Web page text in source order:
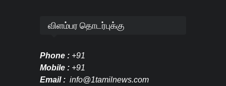
விளம்பர தொடர்புக்கு
Phone : +91
Mobile : +91
Email : info@1tamilnews.com